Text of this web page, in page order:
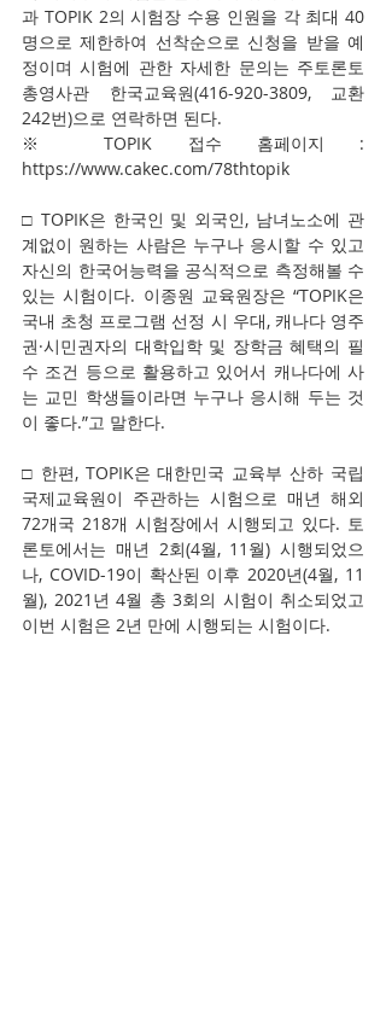
과 TOPIK 2의 시험장 수용 인원을 각 최대 40
명으로 제한하여 선착순으로 신청을 받을 예
정이며 시험에 관한 자세한 문의는 주토론토
총영사관 한국교육원(416-920-3809, 교환
242번)으로 연락하면 된다.
※ TOPIK 접수 홈페이지 :
https://www.cakec.com/78thtopik
□ TOPIK은 한국인 및 외국인, 남녀노소에 관
계없이 원하는 사람은 누구나 응시할 수 있고
자신의 한국어능력을 공식적으로 측정해볼 수
있는 시험이다. 이종원 교육원장은 “TOPIK은
국내 초청 프로그램 선정 시 우대, 캐나다 영주
권·시민권자의 대학입학 및 장학금 혜택의 필
수 조건 등으로 활용하고 있어서 캐나다에 사
는 교민 학생들이라면 누구나 응시해 두는 것
이 좋다.”고 말한다.
□ 한편, TOPIK은 대한민국 교육부 산하 국립
국제교육원이 주관하는 시험으로 매년 해외
72개국 218개 시험장에서 시행되고 있다. 토
론토에서는 매년 2회(4월, 11월) 시행되었으
나, COVID-19이 확산된 이후 2020년(4월, 11
월), 2021년 4월 총 3회의 시험이 취소되었고
이번 시험은 2년 만에 시행되는 시험이다.